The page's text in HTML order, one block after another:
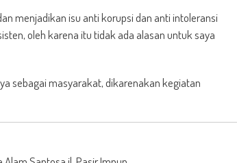
menjadikan isu anti korupsi dan anti intoleransi
oleh karena itu tidak ada alasan untuk saya
sebagai masyarakat, dikarenakan kegiatan